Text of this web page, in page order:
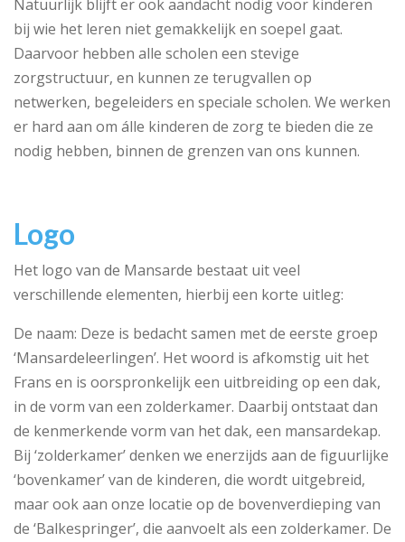
Natuurlijk blijft er ook aandacht nodig voor kinderen
bij wie het leren niet gemakkelijk en soepel gaat.
Daarvoor hebben alle scholen een stevige
zorgstructuur, en kunnen ze terugvallen op
netwerken, begeleiders en speciale scholen. We werken
er hard aan om álle kinderen de zorg te bieden die ze
nodig hebben, binnen de grenzen van ons kunnen.
Logo
Het logo van de Mansarde bestaat uit veel
verschillende elementen, hierbij een korte uitleg:
De naam: Deze is bedacht samen met de eerste groep
‘Mansardeleerlingen’. Het woord is afkomstig uit het
Frans en is oorspronkelijk een uitbreiding op een dak,
in de vorm van een zolderkamer. Daarbij ontstaat dan
de kenmerkende vorm van het dak, een mansardekap.
Bij ‘zolderkamer’ denken we enerzijds aan de figuurlijke
‘bovenkamer’ van de kinderen, die wordt uitgebreid,
maar ook aan onze locatie op de bovenverdieping van
de ‘Balkespringer’, die aanvoelt als een zolderkamer. De